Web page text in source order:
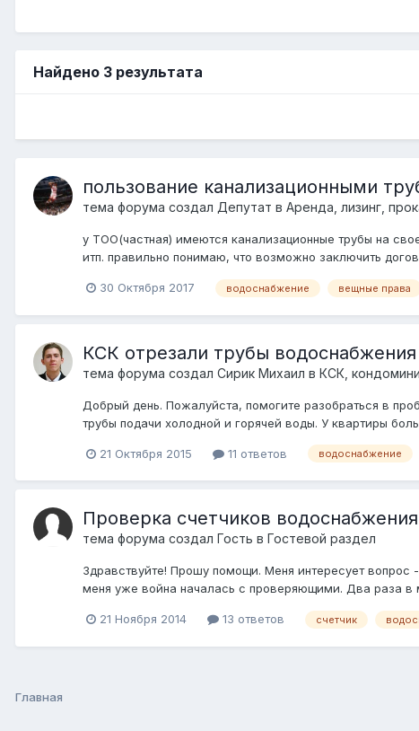
Найдено 3 результата
пользование канализационными
тема форума создал Депутат в Аренда, лизинг,
у ТОО(частная) имеются канализационные трубы на
итп. правильно понимаю, что возможно заключить
30 Октября 2017 водоснабжение вещные права
КСК отрезали трубы
тема форума создал Сирик Михаил в КСК,
Добрый день. Пожалуйста, помогите разобраться в
трубы подачи холодной и горячей воды. У квартиры
21 Октября 2015 11 ответов водоснабжение
Проверка счетчиков водоснабжения
тема форума создал Гость в Гостевой раздел
Здравствуйте! Прошу помощи. Меня интересует вопрос
меня уже война началась с проверяющими. Два раза в
21 Ноября 2014 13 ответов счетчик
Главная